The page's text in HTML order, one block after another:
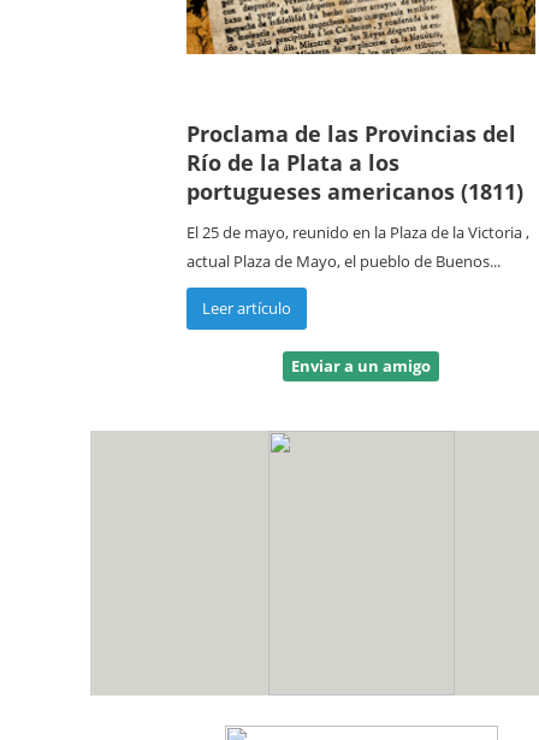
Proclama de las Provincias del
Río de la Plata a los
portugueses americanos (1811)
El 25 de mayo, reunido en la Plaza de la Victoria ,
actual Plaza de Mayo, el pueblo de Buenos...
Leer artículo
Enviar a un amigo